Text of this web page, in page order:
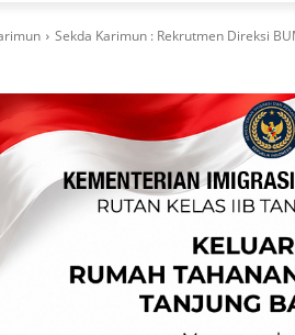
Sekda Karimun : Rekrutmen Direksi